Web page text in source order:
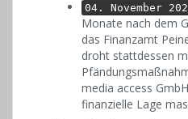
04. November
Monate nach dem
das Finanzamt
droht stattdessen
media access
finanzielle Lage